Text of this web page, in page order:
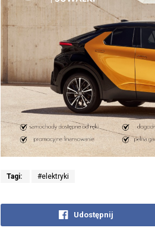
Tagi: #elektryki
Udostępnij